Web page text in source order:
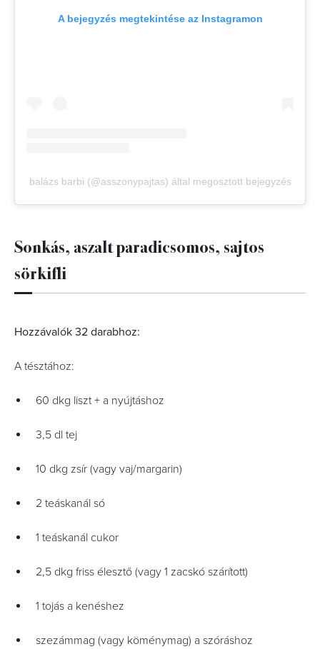
A bejegyzés megtekintése az Instagramon
balázs barbi (@asszonypajtas) által megosztott bejegyzés
Sonkás, aszalt paradicsomos, sajtos
sörkifli
Hozzávalók 32 darabhoz:
A tésztához:
60 dkg liszt + a nyújtáshoz
3,5 dl tej
10 dkg zsír (vagy vaj/margarin)
2 teáskanál só
1 teáskanál cukor
2,5 dkg friss élesztő (vagy 1 zacskó szárított)
1 tojás a kenéshez
szezámmag (vagy köménymag) a szóráshoz